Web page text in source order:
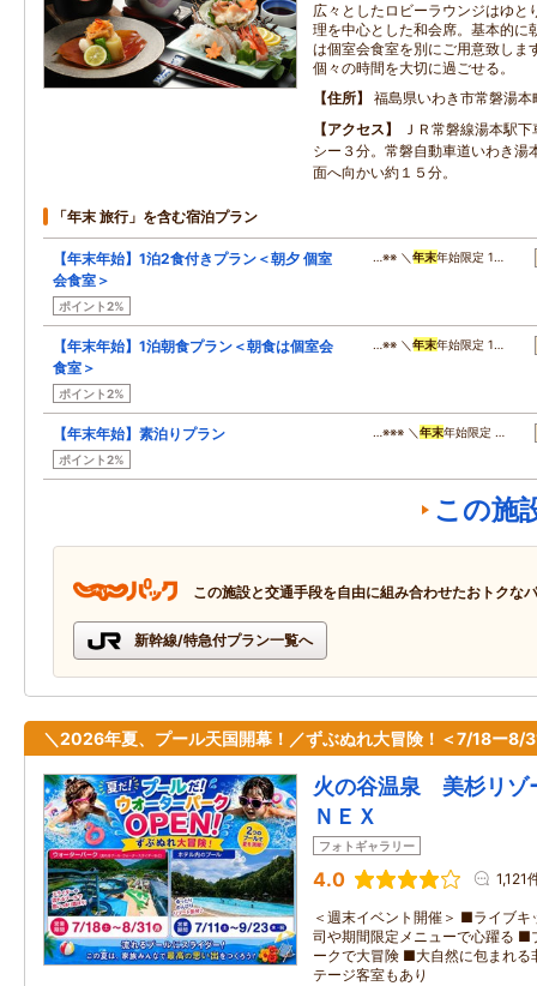
広々としたロビーラウンジはゆと
理を中心とした和会席。基本的に
は個室会食室を別にご用意致しま
個々の時間を大切に過ごせる。
住所
福島県いわき市常磐湯
アクセス
ＪＲ常磐線湯本駅
シー３分。常磐自動車道いわき湯
面へ向かい約１５分。
「年末 旅行」を含む宿泊プラン
【年末年始】1泊2食付きプラン＜朝夕 個室
会食室＞
ポイント2%
…※※ ＼年末年始限定 1…
【年末年始】1泊朝食プラン＜朝食は個室会
食室＞
ポイント2%
…※※ ＼年末年始限定 1…
【年末年始】素泊りプラン
ポイント2%
…※※※ ＼ 年末年始限定 …
この施
この施設と交通手段を自由に組み合わせたおトクな
新幹線/特急付プラン一覧へ
＼2026年夏、プール天国開幕！／ずぶぬれ大冒険！＜7/18ー8/
火の谷温泉 美杉リ
ＮＥＸ
フォトギャラリー
4.0 1,121
＜週末イベント開催＞ ■ライブ
司や期間限定メニューで心躍る ■
ークで大冒険 ■大自然に包まれる
テージ客室もあり